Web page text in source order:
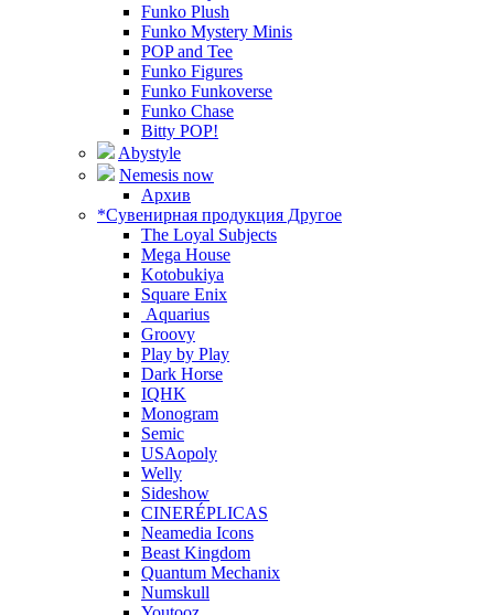
Funko Plush
Funko Mystery Minis
POP and Tee
Funko Figures
Funko Funkoverse
Funko Chase
Bitty POP!
Abystyle
Nemesis now
Архив
*Сувенирная продукция Другое
The Loyal Subjects
Mega House
Kotobukiya
Square Enix
Aquarius
Groovy
Play by Play
Dark Horse
IQHK
Monogram
Semic
USAopoly
Welly
Sideshow
CINERÉPLICAS
Neamedia Icons
Beast Kingdom
Quantum Mechanix
Numskull